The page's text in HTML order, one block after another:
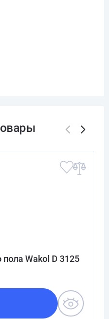
Wakol D 3125